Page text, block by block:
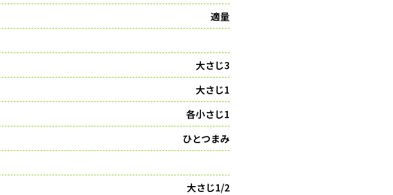
適量
大さじ3
大さじ1
各小さじ1
ひとつまみ
大さじ1/2